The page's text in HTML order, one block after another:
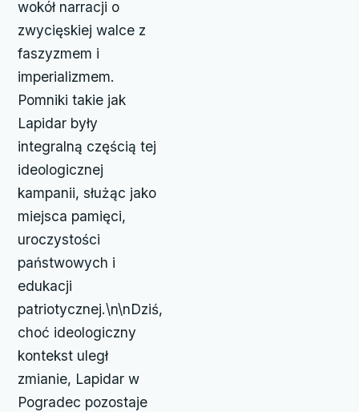
wokół narracji o
zwycięskiej walce z
faszyzmem i
imperializmem.
Pomniki takie jak
Lapidar były
integralną częścią tej
ideologicznej
kampanii, służąc jako
miejsca pamięci,
uroczystości
państwowych i
edukacji
patriotycznej.\n\nDziś,
choć ideologiczny
kontekst uległ
zmianie, Lapidar w
Pogradec pozostaje